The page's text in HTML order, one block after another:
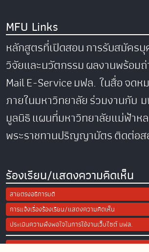
MFU Links
หลักสูตรที่เปิดสอนการรับสมัคร
วิจัยและนวัตกรรมผลงานพร้อม
MailE-Serviceมฟล. ในสื่อจดห
ภายในมหาวิทยาลัยร่วมงานกับ
มูลนิธิแผนที่มหาวิทยาลัยแม่ฟ้าห
พระราชทานปริญญาบัตรติดต่อ
ร้องเรียน/แสดงความคิดเห็น
สายตรงอธิการบดี
การแจ้งเรื่องร้องเรียน/แสดงความคิดเห็น
ประเมินความพึงพอใจในการใช้งานเว็บไซต์ มฟล.
Site Map